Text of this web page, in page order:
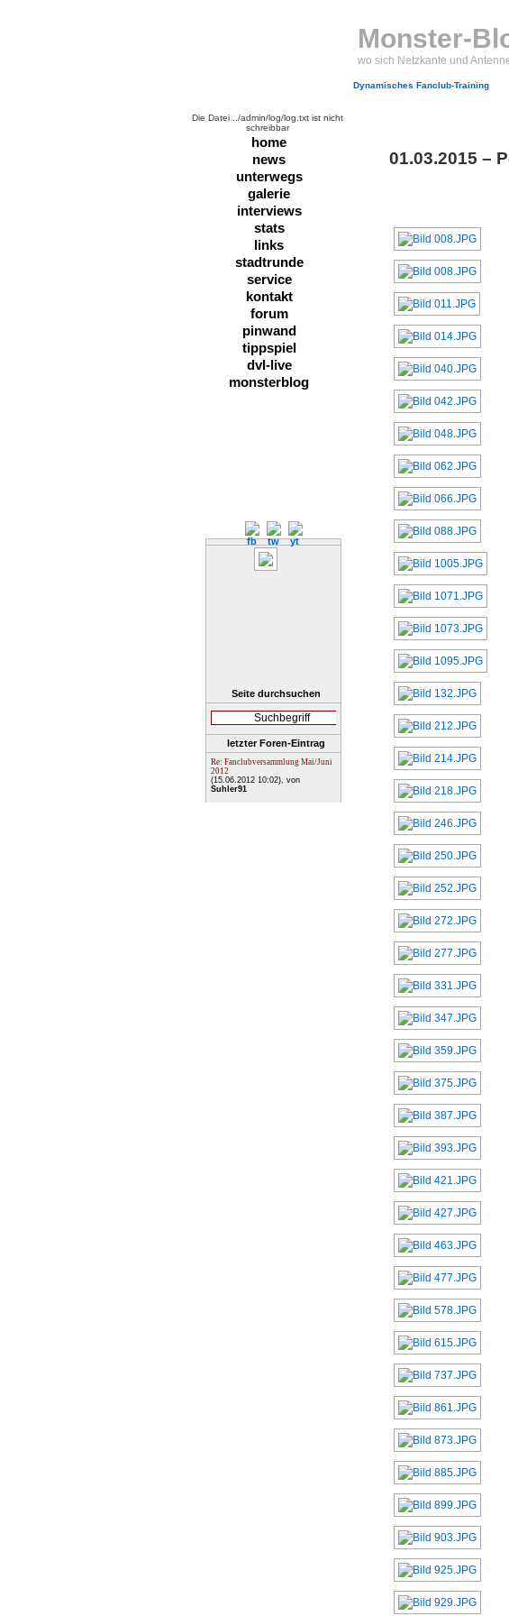
Die Datei ../admin/log/log.txt ist nicht
schreibbar
home
news
unterwegs
galerie
interviews
stats
links
stadtrunde
service
kontakt
forum
pinwand
tippspiel
dvl-live
monsterblog
Seite durchsuchen
letzter Foren-Eintrag
Re: Fanclubversammlung Mai/Juni
2012
(15.06.2012 10:02), von
Suhler91
Monster-
wo sich Netzkante und
Dynamisches Fanclub-Training
01.03.2015 –